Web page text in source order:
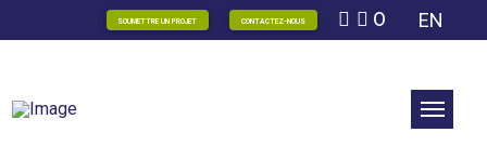
SOUMETTRE UN PROJET CONTACTEZ-NOUS 0 EN